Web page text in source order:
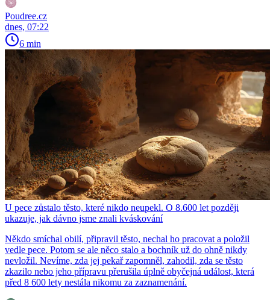
Poudree.cz
dnes, 07:22
6 min
U pece zůstalo těsto, které nikdo neupekl. O 8.600 let později
ukazuje, jak dávno jsme znali kváskování
Někdo smíchal obilí, připravil těsto, nechal ho pracovat a položil
vedle pece. Potom se ale něco stalo a bochník už do ohně nikdy
nevložil. Nevíme, zda jej pekař zapomněl, zahodil, zda se těsto
zkazilo nebo jeho přípravu přerušila úplně obyčejná událost, která
před 8 600 lety nestála nikomu za zaznamenání.